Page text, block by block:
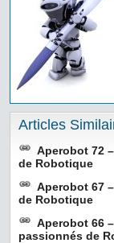
Articles
Aperobot 72
de Robotique
Aperobot 67
de Robotique
Aperobot 66
passionnés de